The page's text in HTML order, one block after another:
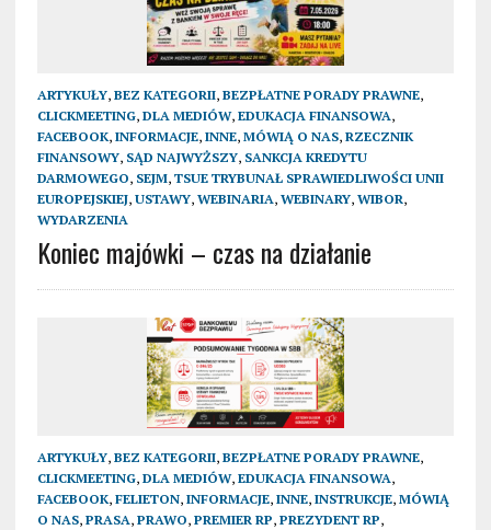
ARTYKUŁY, BEZ KATEGORII, BEZPŁATNE PORADY PRAWNE,
CLICKMEETING, DLA MEDIÓW, EDUKACJA FINANSOWA,
FACEBOOK, INFORMACJE, INNE, MÓWIĄ O NAS, RZECZNIK
FINANSOWY, SĄD NAJWYŻSZY, SANKCJA KREDYTU
DARMOWEGO, SEJM, TSUE TRYBUNAŁ SPRAWIEDLIWOŚCI UNII
EUROPEJSKIEJ, USTAWY, WEBINARIA, WEBINARY, WIBOR,
WYDARZENIA
Koniec majówki – czas na działanie
ARTYKUŁY, BEZ KATEGORII, BEZPŁATNE PORADY PRAWNE,
CLICKMEETING, DLA MEDIÓW, EDUKACJA FINANSOWA,
FACEBOOK, FELIETON, INFORMACJE, INNE, INSTRUKCJE, MÓWIĄ
O NAS, PRASA, PRAWO, PREMIER RP, PREZYDENT RP,